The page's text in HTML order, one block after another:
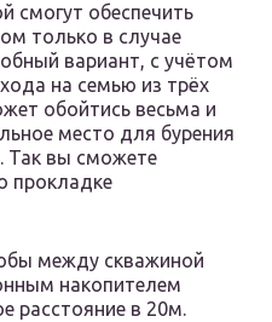
смогут обеспечить
только в случае
вариант, с учётом
на семью из трёх
обойтись весьма и
место для бурения
Так вы сможете
прокладке
между скважиной
накопителем
расстояние в 20м.